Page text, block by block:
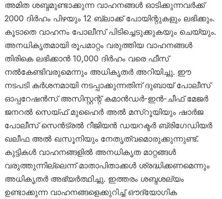
അമിത ശബ്ദമുണ്ടാക്കുന്ന വാഹനങ്ങൾ ഓടിക്കുന്നവർക്ക്
2000 ദിർഹം പിഴയും 12 ബ്ലാക്ക് പോയിന്റുകളും ലഭിക്കും.
കൂടാതെ വാഹനം പോലീസ് പിടിച്ചെടുക്കുകയും ചെയ്യും.
അനധികൃതമായി രൂപമാറ്റം വരുത്തിയ വാഹനങ്ങൾ
തിരികെ ലഭിക്കാൻ 10,000 ദിർഹം വരെ ഫീസ്
നൽകേണ്ടിവരുമെന്നും അധികൃതർ അറിയിച്ചു. ഈ
നടപടി കർശനമായി നടപ്പാക്കുന്നതിന് ദുബായ് പോലീസ്
ഓപ്പറേഷൻസ് അസിസ്റ്റന്റ് കമാൻഡർ-ഇൻ-ചീഫ് മേജർ
ജനറൽ സെയ്ഫ് മുഹൈർ അൽ മസ്‌റൂയിയും ഷാർജ
പോലീസ് സെൻട്രൽ റീജിയൻ ഡയറക്ടർ ബ്രിഗേഡിയർ
ഖലീഫ അൽ ഖസൂനിയും നേതൃത്വമൊരുക്കുന്നുണ്ട്.
കുട്ടികൾ വാഹനങ്ങളിൽ അനധികൃത മാറ്റങ്ങൾ
വരുത്തുന്നില്ലെന്ന് മാതാപിതാക്കൾ ശ്രദ്ധിക്കണമെന്നും
അധികൃതർ അഭ്യർത്ഥിച്ചു. ഇത്തരം ശബ്ദശല്യം
ഉണ്ടാക്കുന്ന വാഹനങ്ങളെക്കുറിച്ച് ഔദ്യോഗിക